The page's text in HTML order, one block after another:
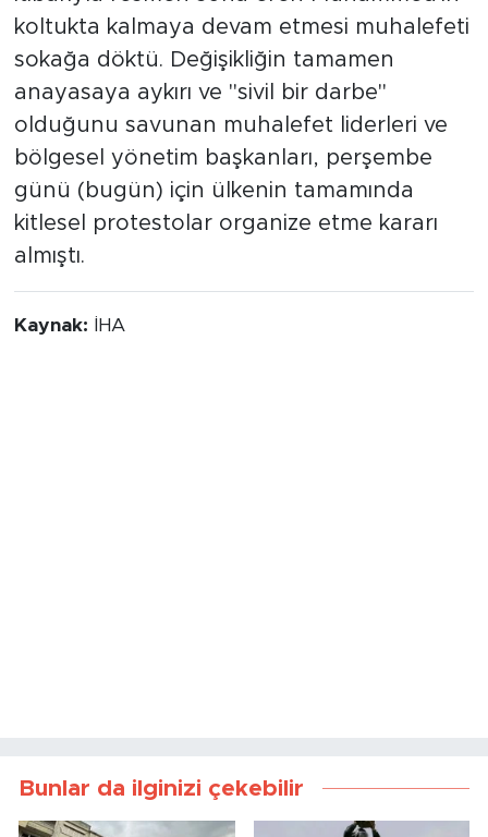
koltukta kalmaya devam etmesi muhalefeti
sokağa döktü. Değişikliğin tamamen
anayasaya aykırı ve "sivil bir darbe"
olduğunu savunan muhalefet liderleri ve
bölgesel yönetim başkanları, perşembe
günü (bugün) için ülkenin tamamında
kitlesel protestolar organize etme kararı
almıştı.
Kaynak: İHA
Bunlar da ilginizi çekebilir